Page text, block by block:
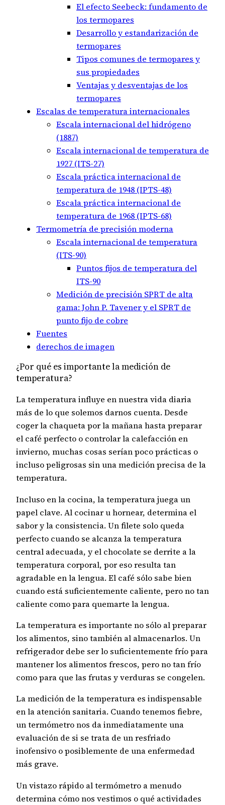
El efecto Seebeck: fundamento de
los termopares
Desarrollo y estandarización de
termopares
Tipos comunes de termopares y
sus propiedades
Ventajas y desventajas de los
termopares
Escalas de temperatura internacionales
Escala internacional del hidrógeno
(1887)
Escala internacional de temperatura de
1927 (ITS-27)
Escala práctica internacional de
temperatura de 1948 (IPTS-48)
Escala práctica internacional de
temperatura de 1968 (IPTS-68)
Termometría de precisión moderna
Escala internacional de temperatura
(ITS-90)
Puntos fijos de temperatura del
ITS-90
Medición de precisión SPRT de alta
gama: John P. Tavener y el SPRT de
punto fijo de cobre
Fuentes
derechos de imagen
¿Por qué es importante la medición de
temperatura?
La temperatura influye en nuestra vida diaria
más de lo que solemos darnos cuenta. Desde
coger la chaqueta por la mañana hasta preparar
el café perfecto o controlar la calefacción en
invierno, muchas cosas serían poco prácticas o
incluso peligrosas sin una medición precisa de la
temperatura.
Incluso en la cocina, la temperatura juega un
papel clave. Al cocinar u hornear, determina el
sabor y la consistencia. Un filete solo queda
perfecto cuando se alcanza la temperatura
central adecuada, y el chocolate se derrite a la
temperatura corporal, por eso resulta tan
agradable en la lengua. El café sólo sabe bien
cuando está suficientemente caliente, pero no tan
caliente como para quemarte la lengua.
La temperatura es importante no sólo al preparar
los alimentos, sino también al almacenarlos. Un
refrigerador debe ser lo suficientemente frío para
mantener los alimentos frescos, pero no tan frío
como para que las frutas y verduras se congelen.
La medición de la temperatura es indispensable
en la atención sanitaria. Cuando tenemos fiebre,
un termómetro nos da inmediatamente una
evaluación de si se trata de un resfriado
inofensivo o posiblemente de una enfermedad
más grave.
Un vistazo rápido al termómetro a menudo
determina cómo nos vestimos o qué actividades